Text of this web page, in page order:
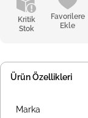
Kritik
Stok
Favorilere
Ekle
Ürün Özellikleri
Marka